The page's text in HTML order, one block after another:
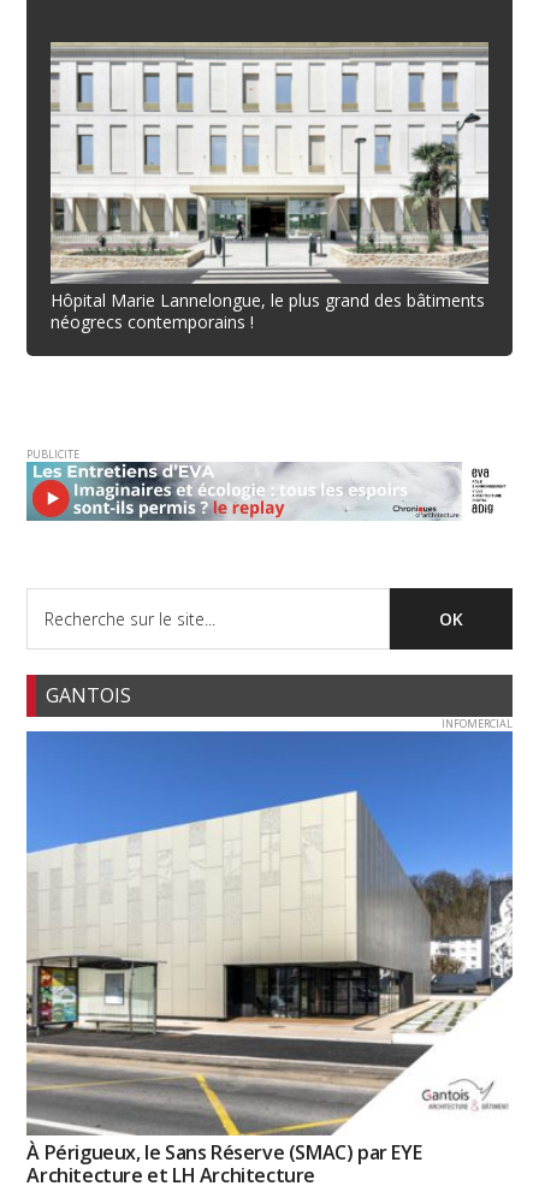
Hôpital Marie Lannelongue, le plus grand des bâtiments
néogrecs contemporains !
PUBLICITE
GANTOIS
INFOMERCIAL
À Périgueux, le Sans Réserve (SMAC) par EYE
Architecture et LH Architecture